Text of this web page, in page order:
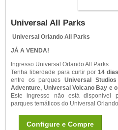
Universal All Parks
Universal Orlando All Parks
JÁ A VENDA!
Ingresso Universal Orlando All Parks
Tenha liberdade para curtir por 14
entre os parques Universal
Adventure, Universal Volcano Bay e
Este ingresso não está disponível
parques temáticos do Universal
Configure e Compre